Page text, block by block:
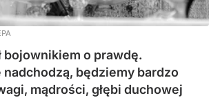
bojownikiem o prawdę.
nadchodzą, będziemy bardzo
mądrości, głębi duchowej